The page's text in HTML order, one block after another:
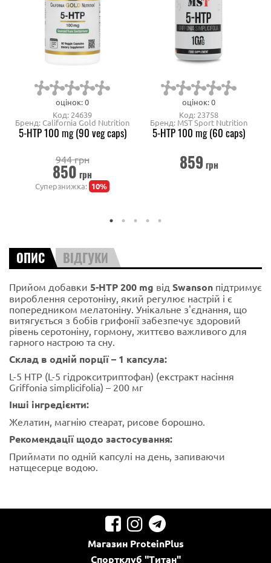
оцінок: 0
Код: 24639
Бренд: California Gold Nutrition
5-HTP 100 mg (90 veg caps)
944 грн
850 грн
Суперзнижка: 10%
оцінок: 0
Код: 23758
Бренд: MST Sport Nutrition
5-HTP 100 mg (60 caps)
859 грн
ОПИС ВІДГУКИ
Прийом добавки 5-HTP 200 mg від Swanson підтримує
вироблення серотоніну, який регулює настрій і є
попередником мелатоніну. Унікальне з'єднання, що
витягується з бобів грифонії забезпечує здоровий
рівень серотоніну, гормону, життєво важливого для
гарного настрою та сну.
Склад в одній порції – 1 капсула:
L-5 HTP (L-5 гідрокситриптофан) (екстракт насіння
Griffonia simplicifolia) – 200 мг
Інші інгредієнти:
Желатин, магнію стеарат, рисове борошно.
Рекомендації щодо застосування:
Приймати по одній капсулі на день, запиваючи
натщесерце водою.
МагазинProteinPlus
Спортклуб "Титан"